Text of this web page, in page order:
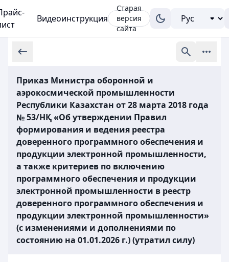
Видеоинструкция
Старая
версия
сайта
Приказ Министра оборонной и
аэрокосмической промышленности
Республики Казахстан от 28 марта 2018 года
№ 53/НҚ «Об утверждении Правил
формирования и ведения реестра
доверенного программного обеспечения и
продукции электронной промышленности,
а также критериев по включению
программного обеспечения и продукции
электронной промышленности в реестр
доверенного программного обеспечения и
продукции электронной промышленности»
(с изменениями и дополнениями по
состоянию на 01.01.2026 г.) (утратил силу)